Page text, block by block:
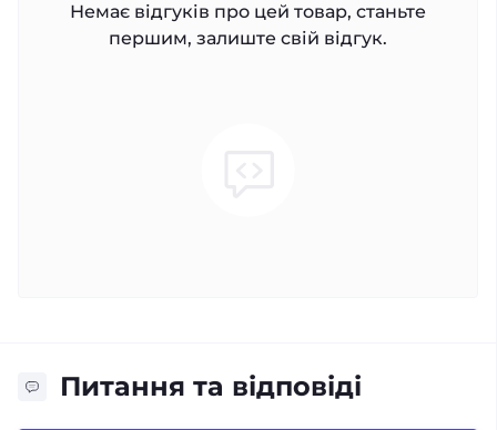
Немає відгуків про цей товар, станьте
першим, залиште свій відгук.
Питання та відповіді